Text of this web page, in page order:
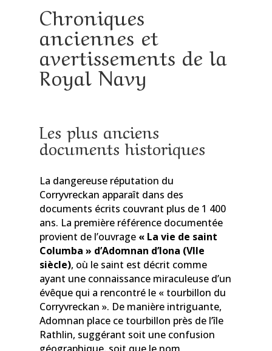
Chroniques
anciennes et
avertissements de la
Royal Navy
Les plus anciens
documents historiques
La dangereuse réputation du
Corryvreckan apparaît dans des
documents écrits couvrant plus de 1 400
ans. La première référence documentée
provient de l’ouvrage « La vie de saint
Columba » d’Adomnan d’Iona (VIIe
siècle), où le saint est décrit comme
ayant une connaissance miraculeuse d’un
évêque qui a rencontré le « tourbillon du
Corryvreckan ». De manière intriguante,
Adomnan place ce tourbillon près de l’île
Rathlin, suggérant soit une confusion
géographique, soit que le nom